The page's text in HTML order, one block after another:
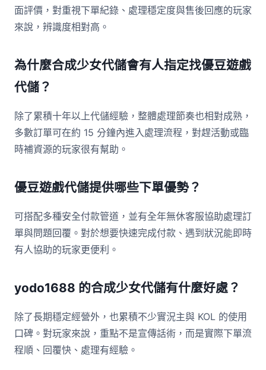
面評價，對重視下單紀錄、處理穩定度與售後回應的玩家
來說，辨識度相對高。
為什麼合成少女代儲會有人指定找優豆遊戲
代儲？
除了累積十年以上代儲經驗，整體處理節奏也相對成熟，
多數訂單可在約 15 分鐘內進入處理流程，對趕活動或臨
時補資源的玩家很有幫助。
優豆遊戲代儲提供哪些下單優勢？
可搭配多種安全付款管道，並有全年無休客服協助處理訂
單與問題回覆。對於想要快速完成付款、遇到狀況能即時
有人協助的玩家更便利。
yodo1688 的合成少女代儲有什麼好處？
除了長期穩定經營外，也累積不少實況主與 KOL 的使用
口碑。對玩家來說，重點不是宣傳話術，而是實際下單流
程順、回覆快、處理有經驗。